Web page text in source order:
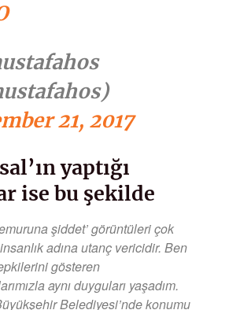
21, 2017
yaptığı
ise bu şekilde
şiddet’ görüntüleri çok
adına utanç vericidir. Ben
gösteren
aynı duyguları yaşadım.
Belediyesi’nde konumu